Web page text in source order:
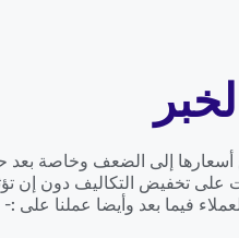
أسعارها إلى الضعف وخاصة
تخفيض التكاليف دون إن
فيما بعد وأيضا عملنا على :-